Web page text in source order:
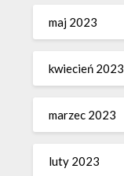
maj 2023
kwiecień 2023
marzec 2023
luty 2023